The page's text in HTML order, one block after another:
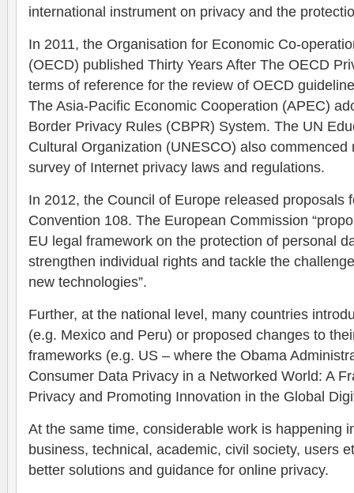
international instrument on privacy and the
In 2011, the Organisation for Economic Co-
(OECD) published Thirty Years After The OECD
terms of reference for the review of OECD
The Asia-Pacific Economic Cooperation (APEC)
Border Privacy Rules (CBPR) System. The UN
Cultural Organization (UNESCO) also commenced
survey of Internet privacy laws and regulations.
In 2012, the Council of Europe released proposals
Convention 108. The European Commission
EU legal framework on the protection of personal
strengthen individual rights and tackle the
new technologies”.
Further, at the national level, many countries
(e.g. Mexico and Peru) or proposed changes to
frameworks (e.g. US – where the Obama
Consumer Data Privacy in a Networked World: A
Privacy and Promoting Innovation in the Global
At the same time, considerable work is happening
business, technical, academic, civil society, users
better solutions and guidance for online privacy.